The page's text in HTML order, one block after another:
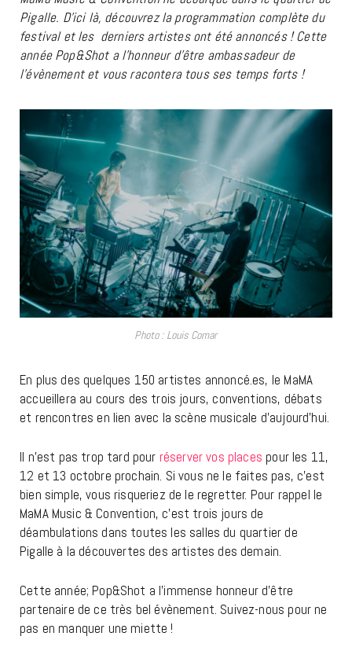
Pigalle. D’ici là, découvrez la programmation complète du
festival et les derniers artistes ont été annoncés ! Cette
année Pop&Shot a l’honneur d’être ambassadeur de
l’évènement et vous racontera tous ses temps forts !
Photo : Louis Comar
En plus des quelques 150 artistes annoncé.es, le MaMA
accueillera au cours des trois jours, conventions, débats
et rencontres en lien avec la scène musicale d’aujourd’hui.
Il n’est pas trop tard pour réserver vos places pour les 11,
12 et 13 octobre prochain. Si vous ne le faites pas, c’est
bien simple, vous risqueriez de le regretter. Pour rappel le
MaMA Music & Convention, c’est trois jours de
déambulations dans toutes les salles du quartier de
Pigalle à la découvertes des artistes des demain.
Cette année; Pop&Shot a l’immense honneur d’être
partenaire de ce très bel évènement. Suivez-nous pour ne
pas en manquer une miette !